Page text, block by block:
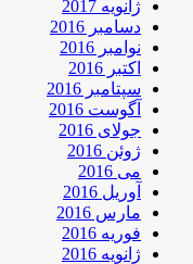
ژانویه 2017
دسامبر 2016
نوامبر 2016
اکتبر 2016
سپتامبر 2016
آگوست 2016
جولای 2016
ژوئن 2016
می 2016
آوریل 2016
مارس 2016
فوریه 2016
ژانویه 2016